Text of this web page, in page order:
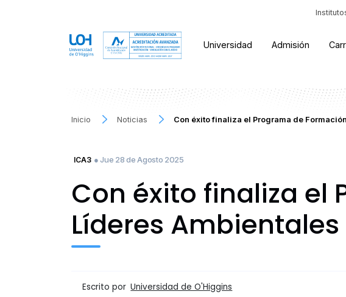
Universidad Admisión
Inicio Noticias Con éxito finaliza el Programa de
ICA3 ● Jue 28 de Agosto 2025
Con éxito finaliza el
Líderes
Escrito por Universidad de O'Higgins